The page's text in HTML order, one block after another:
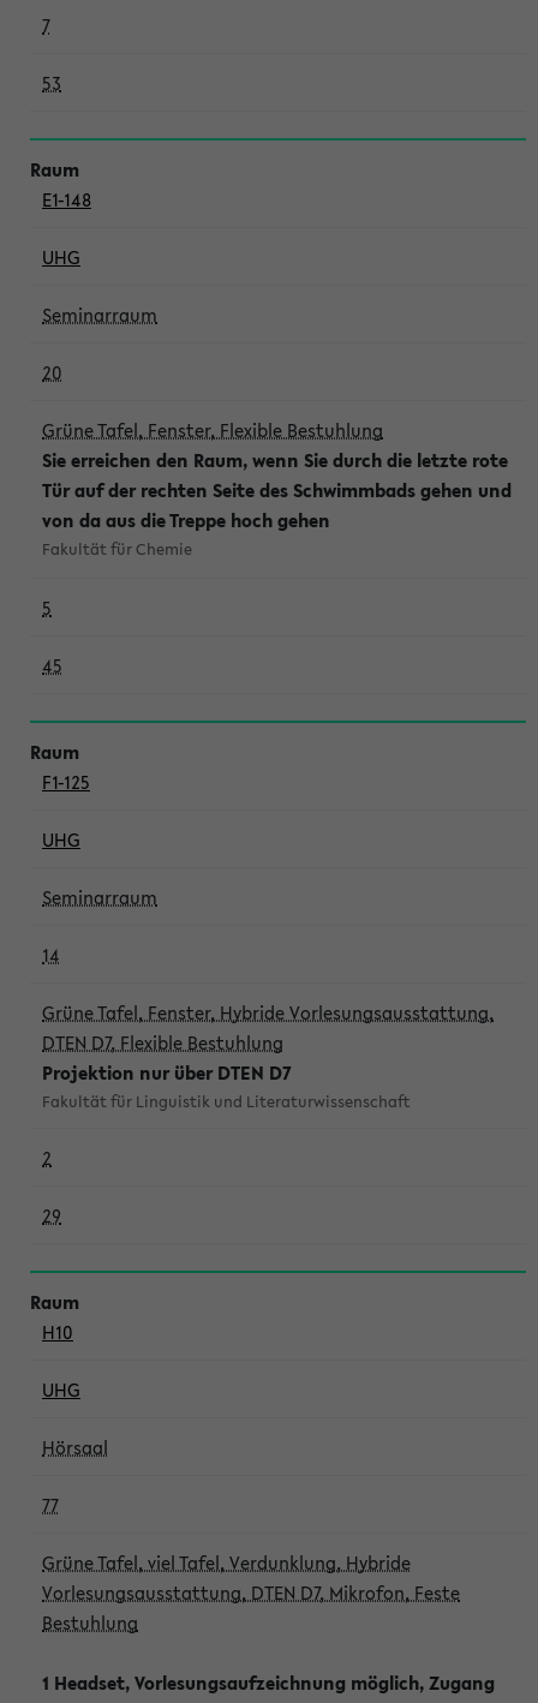
7
53
E1-148
UHG
Seminarraum
20
Grüne Tafel, Fenster, Flexible Bestuhlung
Sie erreichen den Raum, wenn Sie durch die letzte rote
Tür auf der rechten Seite des Schwimmbads gehen und
von da aus die Treppe hoch gehen
Fakultät für Chemie
5
45
F1-125
UHG
Seminarraum
14
Grüne Tafel, Fenster, Hybride Vorlesungsausstattung,
DTEN D7, Flexible Bestuhlung
Projektion nur über DTEN D7
Fakultät für Linguistik und Literaturwissenschaft
2
29
H10
UHG
Hörsaal
77
Grüne Tafel, viel Tafel, Verdunklung, Hybride
Vorlesungsausstattung, DTEN D7, Mikrofon, Feste
Bestuhlung
1 Headset, Vorlesungsaufzeichnung möglich, Zugang